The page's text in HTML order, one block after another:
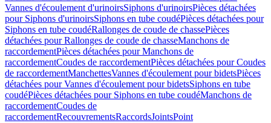
Vannes d'écoulement d'urinoirsSiphons d'urinoirsPièces détachées
pour Siphons d'urinoirsSiphons en tube coudéPièces détachées pour
Siphons en tube coudéRallonges de coude de chassePièces
détachées pour Rallonges de coude de chasseManchons de
raccordementPièces détachées pour Manchons de
raccordementCoudes de raccordementPièces détachées pour Coudes
de raccordementManchettesVannes d'écoulement pour bidetsPièces
détachées pour Vannes d'écoulement pour bidetsSiphons en tube
coudéPièces détachées pour Siphons en tube coudéManchons de
raccordementCoudes de
raccordementRecouvrementsRaccordsJointsPoint